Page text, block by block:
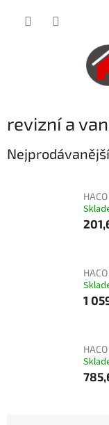
revizní a
Nejprodávanější
1